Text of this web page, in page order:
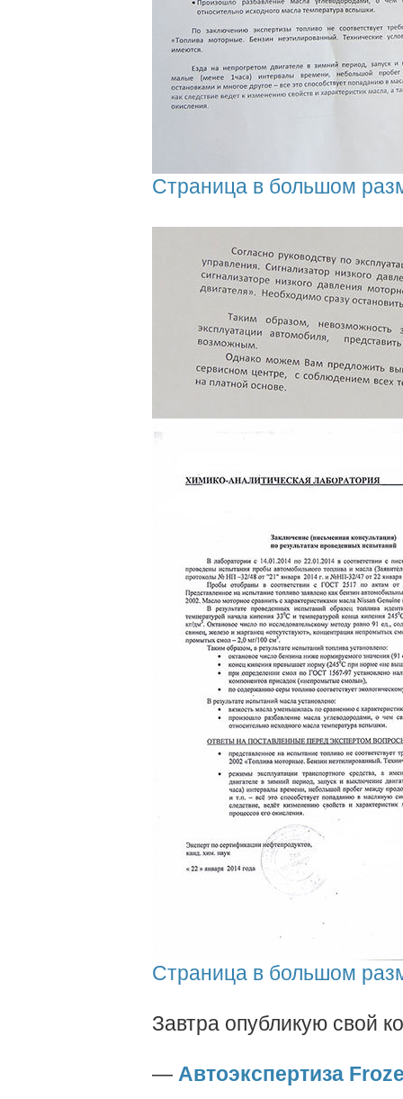
Страница в большом
Страница в большом
Завтра опубликую свой
— Автоэкспертиза